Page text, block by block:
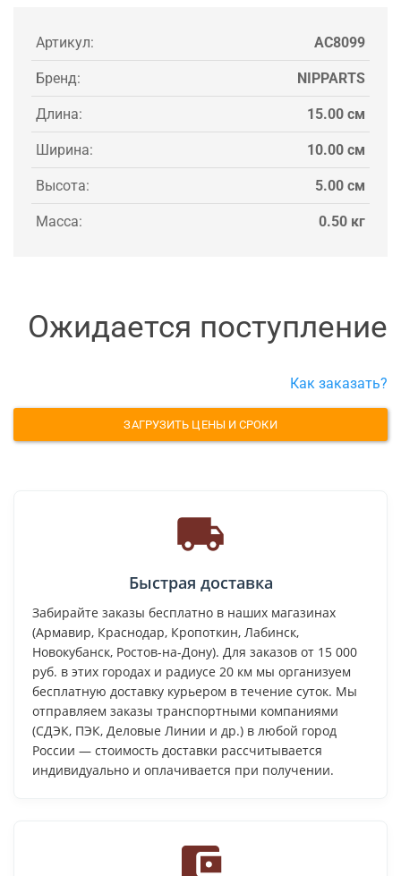
Артикул: AC8099
Бренд: NIPPARTS
Длина: 15.00 см
Ширина: 10.00 см
Высота: 5.00 см
Масса: 0.50 кг
Ожидается поступление
Как заказать?
ЗАГРУЗИТЬ ЦЕНЫ И СРОКИ
Быстрая доставка
Забирайте заказы бесплатно в наших магазинах
(Армавир, Краснодар, Кропоткин, Лабинск,
Новокубанск, Ростов-на-Дону). Для заказов от 15 000
руб. в этих городах и радиусе 20 км мы организуем
бесплатную доставку курьером в течение суток. Мы
отправляем заказы транспортными компаниями
(СДЭК, ПЭК, Деловые Линии и др.) в любой город
России — стоимость доставки рассчитывается
индивидуально и оплачивается при получении.